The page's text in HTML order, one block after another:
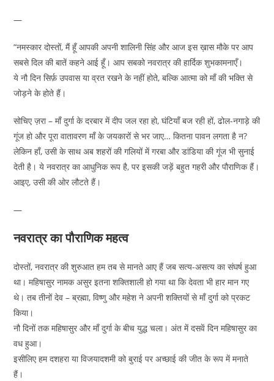
—
“नमस्कार दोस्तों, मैं हूँ आपकी अपनी शालिनी सिंह और आज इस ख़ास मौके पर आप
सबसे दिल की बातें कहने आई हूँ। आप सबको नवरात्र की हार्दिक शुभकामनाएँ।
ये नौ दिन सिर्फ़ उपवास या व्रत रखने के नहीं होते, बल्कि आत्मा को माँ की भक्ति से
जोड़ने के होते हैं।
सोचिए ज़रा – माँ दुर्गा के दरबार में दीप जल रहा हो, घंटियाँ बज रही हों, ढोल-नगाड़े की
गूंज हो और पूरा वातावरण माँ के जयकारों से भर जाए… कितना पावन लगता है न?
लेकिन हाँ, उसी के साथ अब शहरों की गलियों में गरबा और डांडिया की गूंज भी सुनाई
देती है। ये नवरात्र का आधुनिक रूप है, पर इसकी जड़ें बहुत गहरी और पौराणिक हैं।
आइए, उसी की ओर लौटते हैं।
—
नवरात्र का पौराणिक महत्व
दोस्तों, नवरात्र की शुरुआत हम तब से मानते आए हैं जब सत्य-असत्य का संघर्ष हुआ
था। महिषासुर नामक असुर इतना शक्तिशाली हो गया था कि देवता भी हार मान गए
थे। तब तीनों देव – ब्रह्मा, विष्णु और महेश ने अपनी शक्तियों से माँ दुर्गा को प्रकट
किया।
नौ दिनों तक महिषासुर और माँ दुर्गा के बीच युद्ध चला। अंत में दसवें दिन महिषासुर का
वध हुआ।
इसीलिए हम दशहरा या विजयादशमी को बुराई पर अच्छाई की जीत के रूप में मनाते
हैं।